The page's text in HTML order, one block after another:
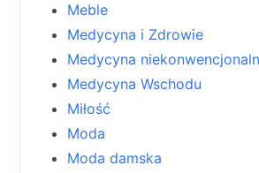
Meble
Medycyna i Zdrowie
Medycyna
Medycyna Wschodu
Miłość
Moda
Moda damska